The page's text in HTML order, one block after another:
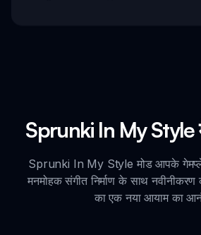
Sprunki In My Style
Sprunki In My Style मोड आपके गेमप्ले
मनमोहक संगीत निर्माण के साथ
का एक नया आयाम का